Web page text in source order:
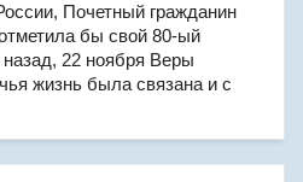
Почетный гражданин
бы свой 80-ый
22 ноября Веры
жизнь была связана и с